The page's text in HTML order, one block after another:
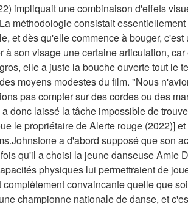
impliquait une combinaison d'effets
méthodologie consistait
et dès qu'elle commence à bouger,
à son visage une certaine articulation,
elle a juste la bouche ouverte tout le
moyens modestes du film. "Nous
pas compter sur des cordes ou des
donc laissé la tâche impossible de
le propriétaire de Alerte rouge (2022)]
a d'abord supposé que son
qu'il a choisi la jeune danseuse Amie
physiques lui permettraient de
convaincante quelle que
championne nationale de danse, et